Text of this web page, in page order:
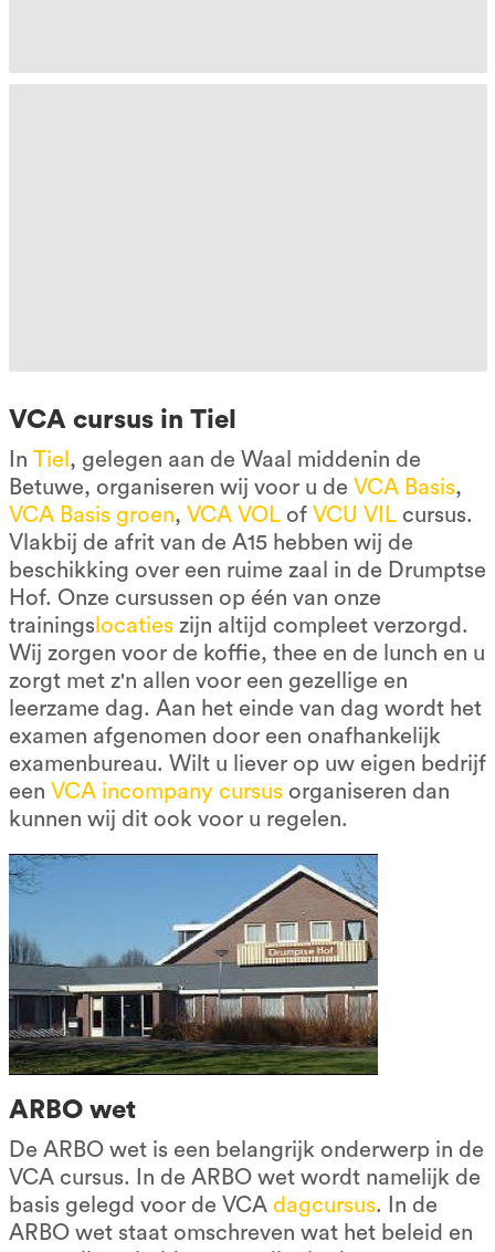
VCA cursus in Tiel
In Tiel , gelegen aan de Waal middenin de
Betuwe, organiseren wij voor u de VCA Basis,
VCA Basis groen, VCA VOLof VCU VILcursus.
Vlakbij de afrit van de A15 hebben wij de
beschikking over een ruime zaal in de Drumptse
Hof. Onze cursussen op één van onze
trainings locatieszijn altijd compleet verzorgd.
Wij zorgen voor de koffie, thee en de lunch en u
zorgt met z'n allen voor een gezellige en
leerzame dag. Aan het einde van dag wordt het
examen afgenomen door een onafhankelijk
examenbureau. Wilt u liever op uw eigen bedrijf
een VCA incompany cursusorganiseren dan
kunnen wij dit ook voor u regelen.
ARBO wet
De ARBO wet is een belangrijk onderwerp in de
VCA cursus. In de ARBO wet wordt namelijk de
basis gelegd voor de VCA dagcursus. In de
ARBO wet staat omschreven wat het beleid en